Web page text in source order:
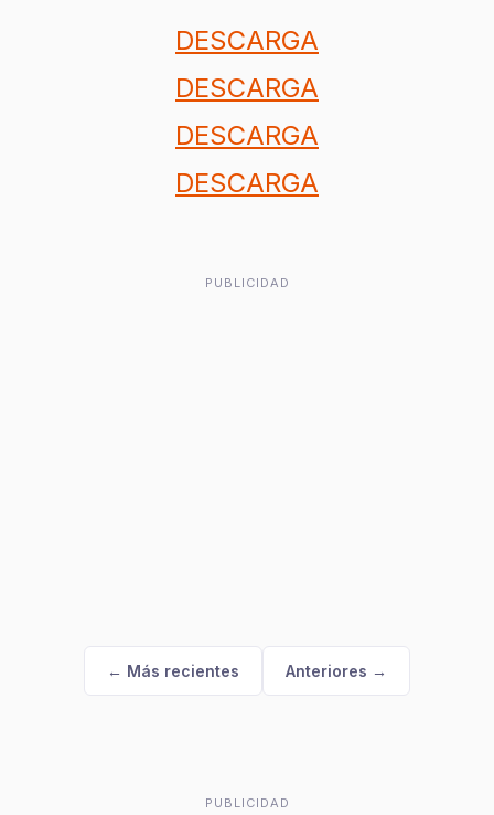
DESCARGA
DESCARGA
DESCARGA
DESCARGA
PUBLICIDAD
← Más recientes Anteriores →
PUBLICIDAD